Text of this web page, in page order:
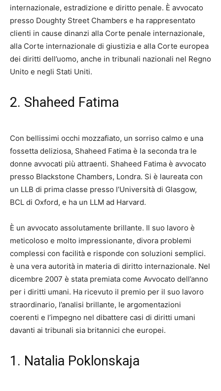
internazionale, estradizione e diritto penale. È avvocato
presso Doughty Street Chambers e ha rappresentato
clienti in cause dinanzi alla Corte penale internazionale,
alla Corte internazionale di giustizia e alla Corte europea
dei diritti dell’uomo, anche in tribunali nazionali nel Regno
Unito e negli Stati Uniti.
2. Shaheed Fatima
Con bellissimi occhi mozzafiato, un sorriso calmo e una
fossetta deliziosa, Shaheed Fatima è la seconda tra le
donne avvocati più attraenti. Shaheed Fatima è avvocato
presso Blackstone Chambers, Londra. Si è laureata con
un LLB di prima classe presso l’Università di Glasgow,
BCL di Oxford, e ha un LLM ad Harvard.
È un avvocato assolutamente brillante. Il suo lavoro è
meticoloso e molto impressionante, divora problemi
complessi con facilità e risponde con soluzioni semplici.
è una vera autorità in materia di diritto internazionale. Nel
dicembre 2007 è stata premiata come Avvocato dell’anno
per i diritti umani. Ha ricevuto il premio per il suo lavoro
straordinario, l’analisi brillante, le argomentazioni
coerenti e l’impegno nel dibattere casi di diritti umani
davanti ai tribunali sia britannici che europei.
1. Natalia Poklonskaja